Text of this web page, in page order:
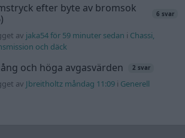
efter byte av bromsok
6 svar
av jaka54 för 59 minuter sedan i Chassi,
och däck
och höga avgasvärden 2 svar
av Jbreitholtz måndag 11:09 i Generell